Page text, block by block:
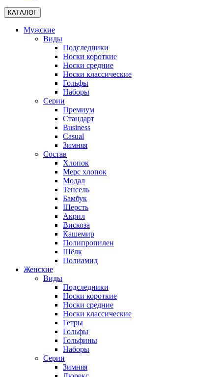
КАТАЛОГ
Мужские
Виды
Подследники
Носки короткие
Носки средние
Носки классические
Гольфы
Наборы
Серии
Премиум
Стандарт
Business
Casual
Зимняя
Состав
Хлопок
Мерс хлопок
Модал
Тенсель
Бамбук
Шерсть
Акрил
Вискоза
Кашемир
Полипропилен
Шёлк
Полиамид
Женские
Виды
Подследники
Носки короткие
Носки средние
Носки классические
Гетры
Гольфы
Гольфины
Наборы
Серии
Зимняя